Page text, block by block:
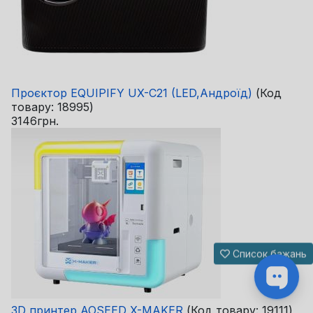
Проєктор EQUIPIFY UX-C21 (LED,Андроїд) (Код
товару: 18995)
3146грн.
3D принтер AOSEED X-MAKER (Код товару: 19111)
Список бажань